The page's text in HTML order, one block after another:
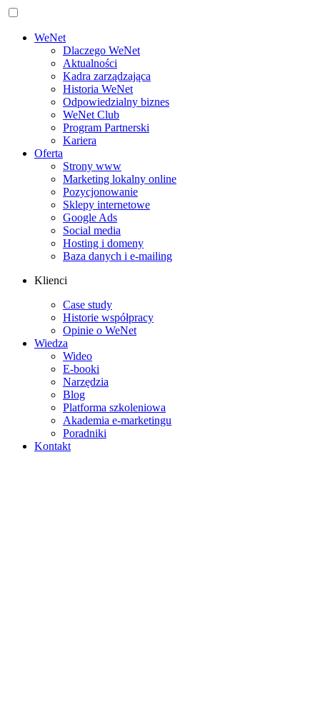
WeNet
Dlaczego WeNet
Aktualności
Kadra zarządzająca
Historia WeNet
Odpowiedzialny biznes
WeNet Club
Program Partnerski
Kariera
Oferta
Strony www
Marketing lokalny online
Pozycjonowanie
Sklepy internetowe
Google Ads
Social media
Hosting i domeny
Baza danych i e‑mailing
Klienci
Case study
Historie współpracy
Opinie o WeNet
Wiedza
Wideo
E‑booki
Narzędzia
Blog
Platforma szkoleniowa
Akademia e‑marketingu
Poradniki
Kontakt